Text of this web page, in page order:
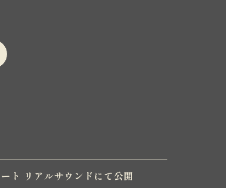
ト リアルサウンドにて公開